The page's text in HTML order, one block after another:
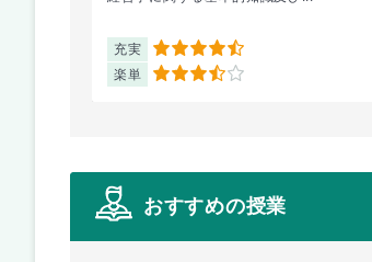
充実 4.5
楽単 3.5
おすすめの授業